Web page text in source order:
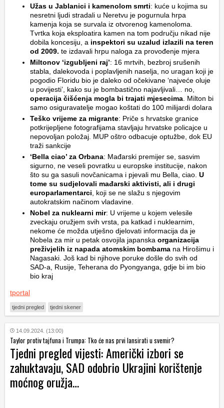
Užas u Jablanici i kamenolom smrti: kuće u kojima su
nesretni ljudi stradali u Neretvu je pogurnula hrpa
kamenja koja se survala iz otvorenog kamenoloma.
Tvrtka koja eksploatira kamen na tom području nikad nije
dobila koncesiju, a inspektori su uzalud izlazili na teren
od 2009. te izdavali hrpu naloga za provođenje mjera
Miltonov ‘izgubljeni raj’: 16 mrtvih, bezbroj srušenih
stabla, dalekovoda i poplavljenih naselja, no uragan koji je
pogodio Floridu bio je daleko od očekivane ‘najveće oluje
u povijesti’, kako su je bombastično najavljivali… no,
operacija čišćenja mogla bi trajati mjesecima. Milton bi
samo osiguravatelje mogao koštati do 100 milijardi dolara
Teško vrijeme za migrante: Priče s hrvatske granice
potkrijepljene fotografijama stavljaju hrvatske policajce u
nepovoljan položaj. MUP oštro odbacuje optužbe, dok EU
traži sankcije
‘Bella ciao’ za Orbana: Mađarski premijer se, sasvim
sigurno, ne veseli povratku u europske institucije, nakon
što su ga sasuli novčanicama i pjevali mu Bella, ciao. U
tome su sudjelovali mađarski aktivisti, ali i drugi
europarlamentarci, koji se ne slažu s njegovim
autokratskim načinom vladavine.
Nobel za nuklearni mir: U vrijeme u kojem velesile
zveckaju oružjem svih vrsta, pa katkad i nuklearnim,
nekome će možda utješno djelovati informacija da je
Nobela za mir u petak osvojila japanska organizacija
preživjelih iz napada atomskim bombama na Hirošimu i
Nagasaki. Još kad bi njihove poruke došle do svih od
SAD-a, Rusije, Teherana do Pyongyanga, gdje bi im bio
bio kraj
tportal
tjedni pregled tjedni skener
14.09.2024. (13:00)
Taylor protiv tajfuna i Trumpa: Tko će nas prvi lansirati u svemir?
Tjedni pregled vijesti: Američki izbori se
zahuktavaju, SAD odobrio Ukrajini korištenje
moćnog oružja…